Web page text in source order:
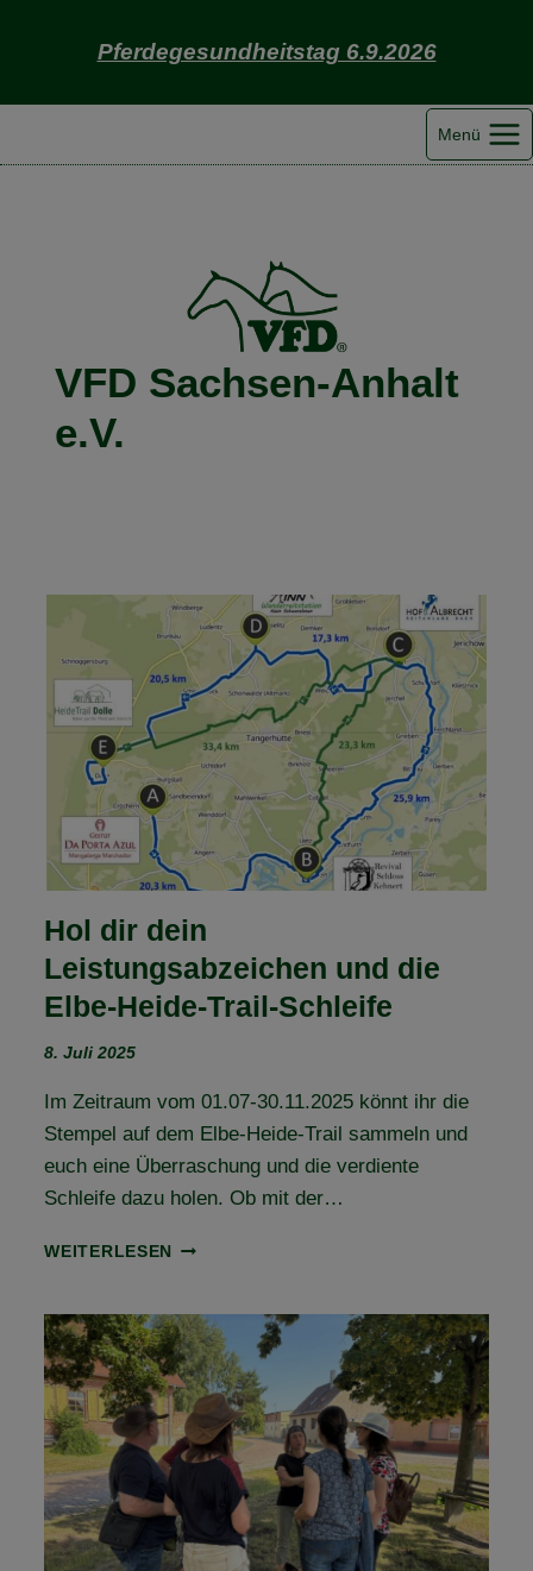
Pferdegesundheitstag 6.9.2026
Menü
VFD Sachsen-Anhalt
e.V.
Hol dir dein
Leistungsabzeichen und die
Elbe-Heide-Trail-Schleife
8. Juli 2025
Im Zeitraum vom 01.07-30.11.2025 könnt ihr die
Stempel auf dem Elbe-Heide-Trail sammeln und
euch eine Überraschung und die verdiente
Schleife dazu holen. Ob mit der…
WEITERLESEN
HOL
LEISTUNGSABZEICHEN
UND
DIE
ELBE-
HEIDE-
TRAIL-
SCHLEIFE